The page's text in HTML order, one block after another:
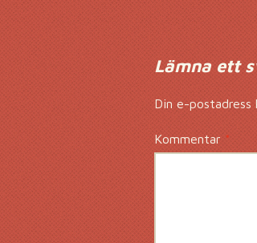
Lämna ett
Din e-postadress
Kommentar*